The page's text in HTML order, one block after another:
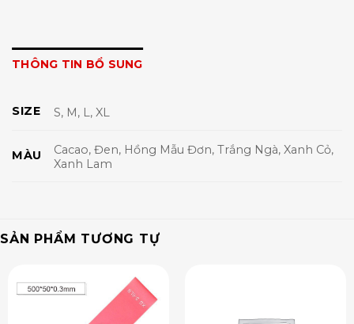
THÔNG TIN BỔ SUNG
SIZE S, M, L, XL
MÀU
Cacao, Đen, Hồng Mẫu Đơn, Trắng Ngà, Xanh Cỏ,
Xanh Lam
SẢN PHẨM TƯƠNG TỰ